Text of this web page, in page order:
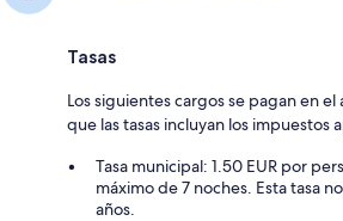
Tasas
Los siguientes cargos se pagan en
que las tasas incluyan los impuestos
Tasa municipal: 1.50 EUR por
máximo de 7 noches. Esta tasa
años.